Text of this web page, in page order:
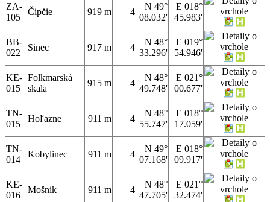
ZA-
105
Čipčie 919 m 4
N 49°
08.032'
E 018°
45.983'
BB-
022
Sinec 917 m 4
N 48°
33.296'
E 019°
54.946'
KE-
015
Folkmarská
skala
915 m 4
N 48°
49.748'
E 021°
00.677'
TN-
015
Hoľazne 911 m 4
N 48°
55.747'
E 018°
17.059'
TN-
014
Kobylinec 911 m 4
N 49°
07.168'
E 018°
09.917'
KE-
016
Mošnik 911 m 4
N 48°
47.705'
E 021°
32.474'